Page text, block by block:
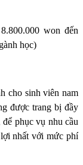
won đến
học)
cho sinh viên nam
được trang bị đầy
phục vụ nhu cầu
nhất với mức phí